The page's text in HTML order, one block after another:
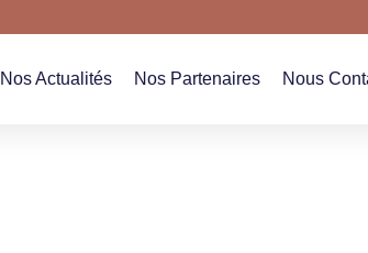
Nos Actualités Nos Partenaires Nous